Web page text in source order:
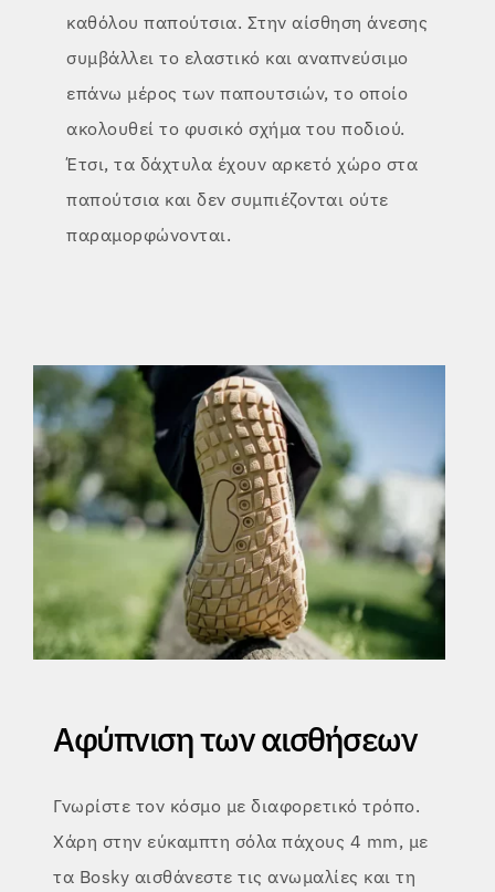
καθόλου παπούτσια. Στην αίσθηση άνεσης
συμβάλλει το ελαστικό και αναπνεύσιμο
επάνω μέρος των παπουτσιών, το οποίο
ακολουθεί το φυσικό σχήμα του ποδιού.
Έτσι, τα δάχτυλα έχουν αρκετό χώρο στα
παπούτσια και δεν συμπιέζονται ούτε
παραμορφώνονται.
Αφύπνιση των αισθήσεων
Γνωρίστε τον κόσμο με διαφορετικό τρόπο.
Χάρη στην εύκαμπτη σόλα πάχους 4 mm, με
τα Bosky αισθάνεστε τις ανωμαλίες και τη